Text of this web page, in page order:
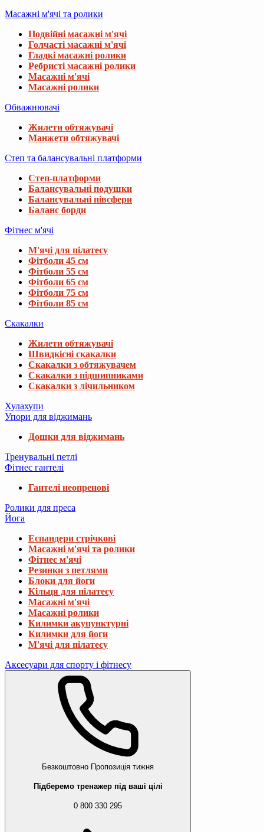
Масажні м'ячі та ролики
Подвійні масажні м'ячі
Голчасті масажні м'ячі
Гладкі масажні ролики
Ребристі масажні ролики
Масажні м'ячі
Масажні ролики
Обважнювачі
Жилети обтяжувачі
Манжети обтяжувачі
Степ та балансувальні платформи
Степ-платформи
Балансувальні подушки
Балансувальні півсфери
Баланс борди
Фітнес м'ячі
М'ячі для пілатесу
Фітболи 45 см
Фітболи 55 см
Фітболи 65 см
Фітболи 75 см
Фітболи 85 см
Скакалки
Жилети обтяжувачі
Швидкісні скакалки
Скакалки з обтяжувачем
Скакалки з підшипниками
Скакалки з лічильником
Хулахупи
Упори для віджимань
Дошки для віджимань
Тренувальні петлі
Фітнес гантелі
Гантелі неопренові
Ролики для преса
Йога
Еспандери стрічкові
Масажні м'ячі та ролики
Фітнес м'ячі
Резинки з петлями
Блоки для йоги
Кільця для пілатесу
Масажні м'ячі
Масажні ролики
Килимки акупунктурні
Килимки для йоги
М'ячі для пілатесу
Аксесуари для спорту і фітнесу
Безкоштовно Пропозиція тижня
Підберемо тренажер під ваші цілі
0 800 330 295